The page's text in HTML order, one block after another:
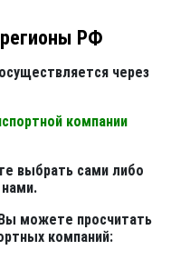
регионы РФ
через
компании
выбрать сами либо
можете просчитать
компаний: